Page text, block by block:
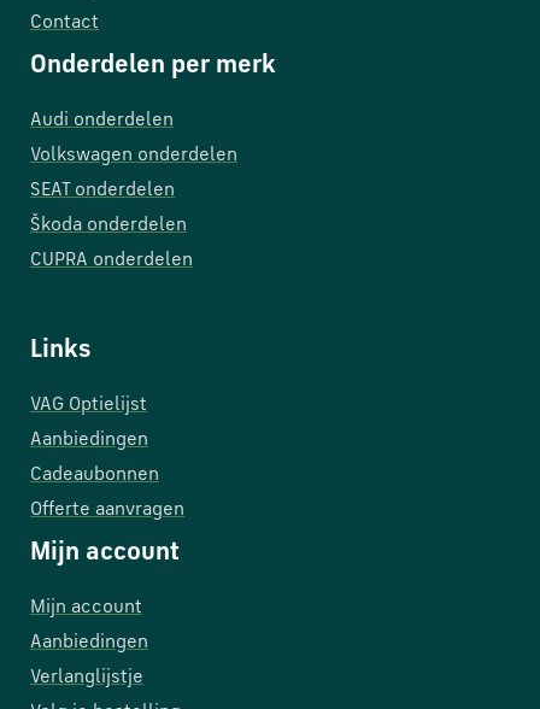
Contact
Onderdelen per merk
Audi onderdelen
Volkswagen onderdelen
SEAT onderdelen
Škoda onderdelen
CUPRA onderdelen
Links
VAG Optielijst
Aanbiedingen
Cadeaubonnen
Offerte aanvragen
Mijn account
Mijn account
Aanbiedingen
Verlanglijstje